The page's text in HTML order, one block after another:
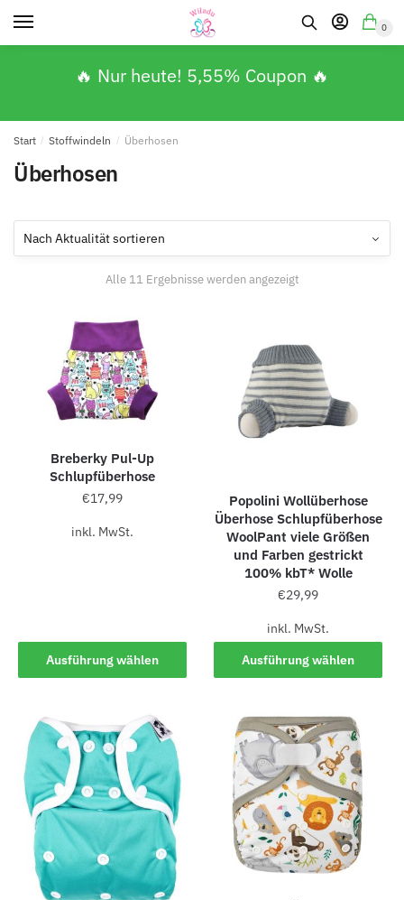
0
🔥 Nur heute! 5,55% Coupon 🔥
Start / Stoffwindeln / Überhosen
Überhosen
Alle 11 Ergebnisse werden angezeigt
Breberky Pul-Up
Schlupfüberhose
€17,99
inkl. MwSt.
Ausführung wählen
Popolini Wollüberhose
Überhose Schlupfüberhose
WoolPant viele Größen
und Farben gestrickt
100% kbT* Wolle
€29,99
inkl. MwSt.
Ausführung wählen